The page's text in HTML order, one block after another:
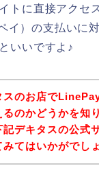
トに直接アクセ
イ）の支払いに
いいですよ♪
スのお店で
るのかどうかを知
記デキタスの公式
みてはいかがでし